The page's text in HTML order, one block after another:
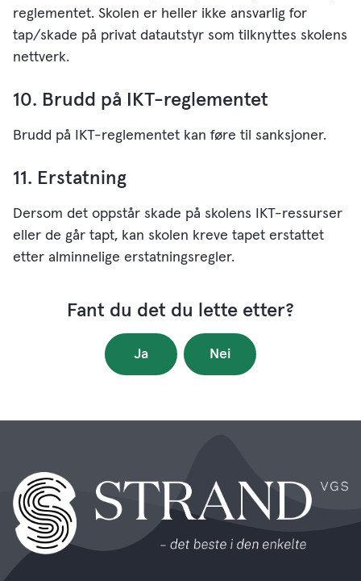
reglementet. Skolen er heller ikke ansvarlig for
tap/skade på privat datautstyr som tilknyttes skolens
nettverk.
10. Brudd på IKT-reglementet
Brudd på IKT-reglementet kan føre til sanksjoner.
11. Erstatning
Dersom det oppstår skade på skolens IKT-ressurser
eller de går tapt, kan skolen kreve tapet erstattet
etter alminnelige erstatningsregler.
Fant du det du lette etter?
Ja Nei